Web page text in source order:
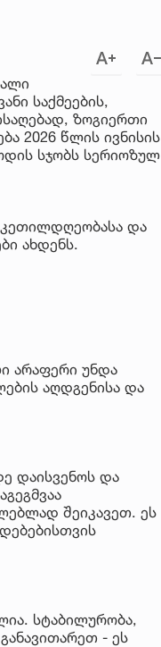
საქმეების,
ზოგიერთი
2026 წლის ივნისის
სჯობს სერიოზულ
კეთილდღეობასა და
ახდენს.
არაფერი უნდა
აღდგენისა და
დაისვენოს და
შეიკავეთ. ეს
სტაბილურობა,
- ეს